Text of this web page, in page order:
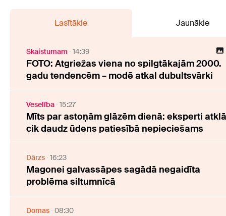
Lasītākie Jaunākie
Skaistumam 14:39
FOTO: Atgriežas viena no spilgtākajām 2000.
gadu tendencēm – modē atkal dubultsvārki
Veselība 15:27
Mīts par astoņām glāzēm dienā: eksperti
cik daudz ūdens patiesībā nepieciešams
Dārzs 16:23
Magonei galvassāpes sagādā negaidīta
problēma siltumnīcā
Domas 08:30